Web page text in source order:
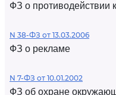
ФЗ о противодействии
N 38-ФЗ от 13.03.2006
ФЗ о рекламе
N 7-ФЗ от 10.01.2002
ФЗ об охране